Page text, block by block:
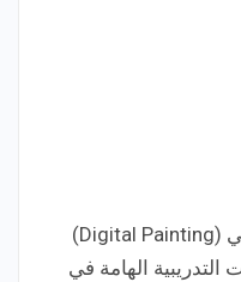
تتعدد قنوات تعليم الرسم الرقمي (Digital Painting)
التدريبية الهامة في